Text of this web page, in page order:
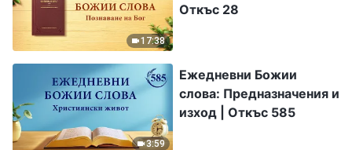
17:38
Откъс 28
3:59
Ежедневни Божии
слова: Предназначения и
изход | Откъс 585